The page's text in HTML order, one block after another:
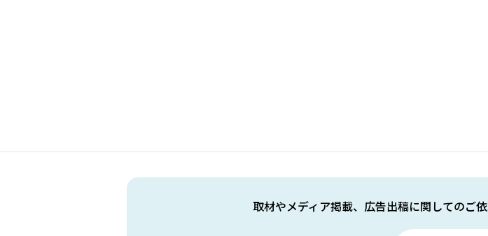
取材やメディア掲載、広告出稿に関してのご